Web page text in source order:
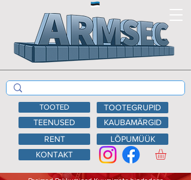
TEENUSED
KAUBAMÄRGID
RENT
LÕPUMÜÜK
KONTAKT
TOOTED TOOTEGRUPID